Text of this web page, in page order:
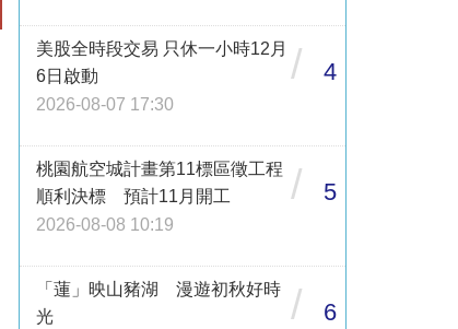
美股全時段交易 只休一小時12月
6日啟動
2026-08-07 17:30
/ 4
桃園航空城計畫第11標區徵工程
順利決標 預計11月開工
2026-08-08 10:19
/ 5
「蓮」映山豬湖 漫遊初秋好時
光
/ 6